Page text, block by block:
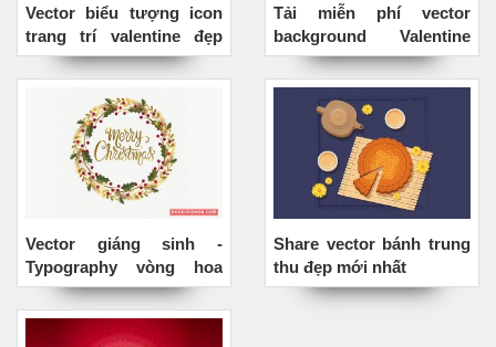
Vector biểu tượng icon
trang trí valentine đẹp
miễn phí
Tải miễn phí vector
background Valentine
trái tim vàng lấp lánh
Vector giáng sinh -
Typography vòng hoa
Merry Christmas
Share vector bánh trung
thu đẹp mới nhất